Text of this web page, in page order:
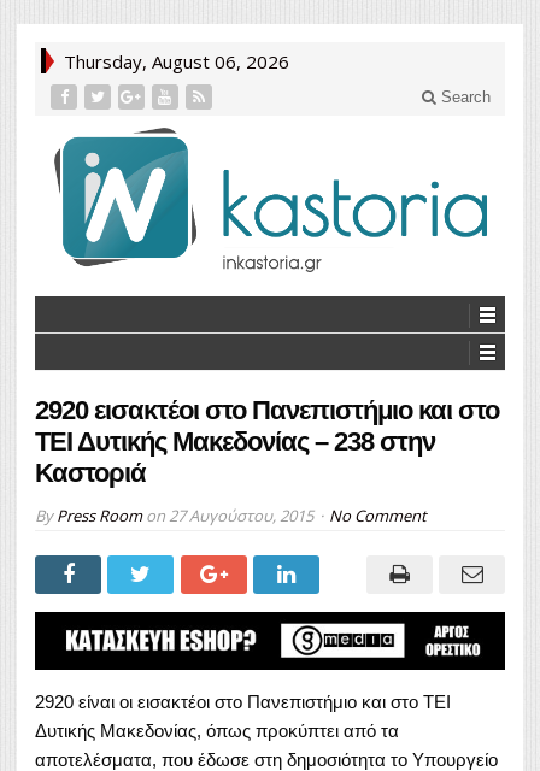
Thursday, August 06, 2026
Search
2920 εισακτέοι στο Πανεπιστήμιο και στο
ΤΕΙ Δυτικής Μακεδονίας – 238 στην
Καστοριά
ByPress Roomon 27 Αυγούστου, 2015 No Comment
2920 είναι οι εισακτέοι στο Πανεπιστήμιο και στο ΤΕΙ
Δυτικής Μακεδονίας, όπως προκύπτει από τα
αποτελέσματα, που έδωσε στη δημοσιότητα το Υπουργείο